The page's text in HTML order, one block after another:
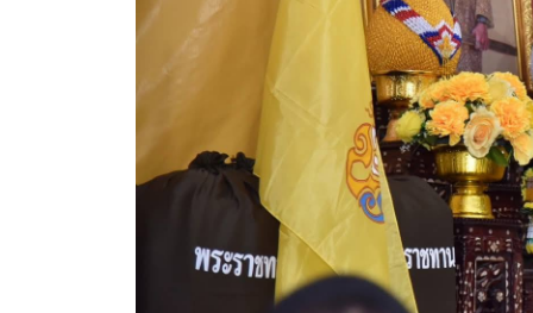
ประกาศราคากลาง
ประกาศเชิญชวนประกวดราคา (e-bidding)
ยกเลิกประกาศเชิญชวน
เปลี่ยนแปลงประกาศผู้ชนะ